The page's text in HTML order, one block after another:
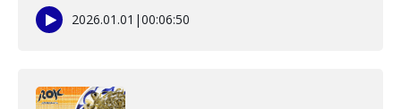
2026.01.01 |00:06:50